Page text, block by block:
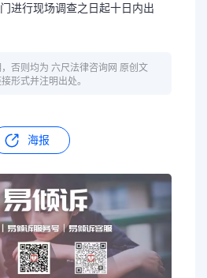
进行现场调查之日起十日内出
否则均为 六尺法律咨询网 原创文
形式并注明出处。
海报